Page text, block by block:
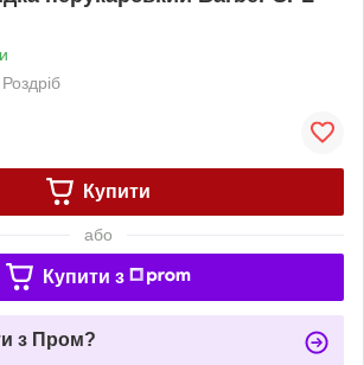
Роздріб
Купити
або
Купити з
з Пром?